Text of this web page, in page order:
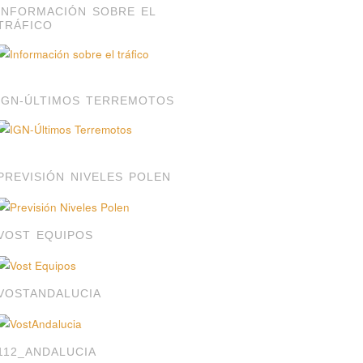
INFORMACIÓN SOBRE EL
IGN-ÚLTIMOS TERREMOTOS
NIVELES POLEN
EQUIPOS